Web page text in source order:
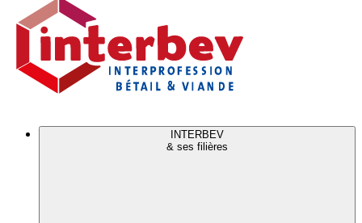
site
INTERBEV
& ses filières